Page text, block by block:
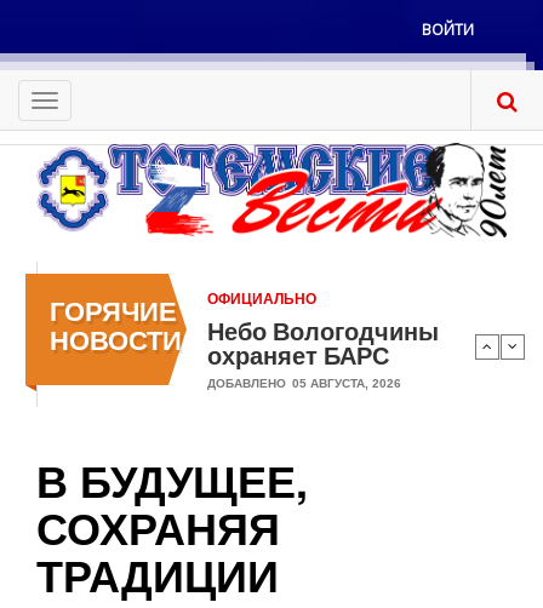
основному
содержанию
Меню
учётной
записи
пользователя
ВОЙТИ
Toggle
navigation
ГОРЯЧИЕ
НОВОСТИ
ОФИЦИАЛЬНО
Небо Вологодчины
охраняет БАРС
ДОБАВЛЕНО 05 АВГУСТА, 2026
В БУДУЩЕЕ,
СОХРАНЯЯ
ТРАДИЦИИ